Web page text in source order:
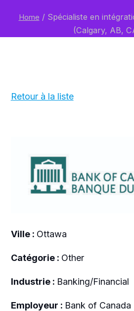
Home /Spécialiste en
(Calgary, AB,
Retour à la liste
Ville : Ottawa
Catégorie : Other
Industrie : Banking/Financial
Employeur : Bank of Canada